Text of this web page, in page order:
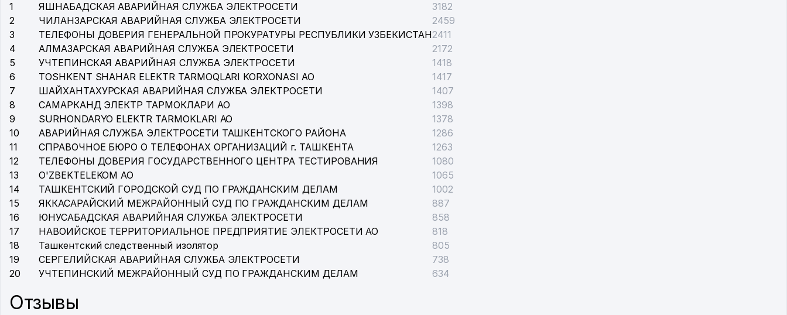
1 ЯШНАБАДСКАЯ АВАРИЙНАЯ СЛУЖБА ЭЛЕКТРОСЕТИ
3182
2
ЧИЛАНЗАРСКАЯ АВАРИЙНАЯ СЛУЖБА ЭЛЕКТРОСЕТИ
2459
3
ТЕЛЕФОНЫ ДОВЕРИЯ ГЕНЕРАЛЬНОЙ ПРОКУРАТУРЫ РЕСПУБЛИКИ УЗБЕКИСТАН2411
4
АЛМАЗАРСКАЯ АВАРИЙНАЯ СЛУЖБА ЭЛЕКТРОСЕТИ
2172
5
УЧТЕПИНСКАЯ АВАРИЙНАЯ СЛУЖБА ЭЛЕКТРОСЕТИ
1418
6
TOSHKENT SHAHAR ELEKTR TARMOQLARI KORXONASI АО
1417
7
ШАЙХАНТАХУРСКАЯ АВАРИЙНАЯ СЛУЖБА ЭЛЕКТРОСЕТИ
1407
8
САМАРКАНД ЭЛЕКТР ТАРМОКЛАРИ АО
1398
9
SURHONDARYO ELEKTR TARMOKLARI АО
1378
10
АВАРИЙНАЯ СЛУЖБА ЭЛЕКТРОСЕТИ ТАШКЕНТСКОГО РАЙОНА
1286
11
СПРАВОЧНОЕ БЮРО О ТЕЛЕФОНАХ ОРГАНИЗАЦИЙ г. ТАШКЕНТА
1263
12
ТЕЛЕФОНЫ ДОВЕРИЯ ГОСУДАРСТВЕННОГО ЦЕНТРА ТЕСТИРОВАНИЯ
1080
13
O'ZBEKTELEKOM АО
1065
14
ТАШКЕНТСКИЙ ГОРОДСКОЙ СУД ПО ГРАЖДАНСКИМ ДЕЛАМ
1002
15
ЯККАСАРАЙСКИЙ МЕЖРАЙОННЫЙ СУД ПО ГРАЖДАНСКИМ ДЕЛАМ
887
16
ЮНУСАБАДСКАЯ АВАРИЙНАЯ СЛУЖБА ЭЛЕКТРОСЕТИ
858
17
НАВОИЙСКОЕ ТЕРРИТОРИАЛЬНОЕ ПРЕДПРИЯТИЕ ЭЛЕКТРОСЕТИ АО
818
18
Ташкентский следственный изолятор
805
19
СЕРГЕЛИЙСКАЯ АВАРИЙНАЯ СЛУЖБА ЭЛЕКТРОСЕТИ
738
20
УЧТЕПИНСКИЙ МЕЖРАЙОННЫЙ СУД ПО ГРАЖДАНСКИМ ДЕЛАМ 634
Отзывы